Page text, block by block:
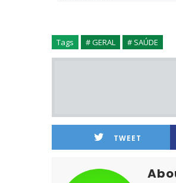
Tags # GERAL # SAÚDE
TWEET